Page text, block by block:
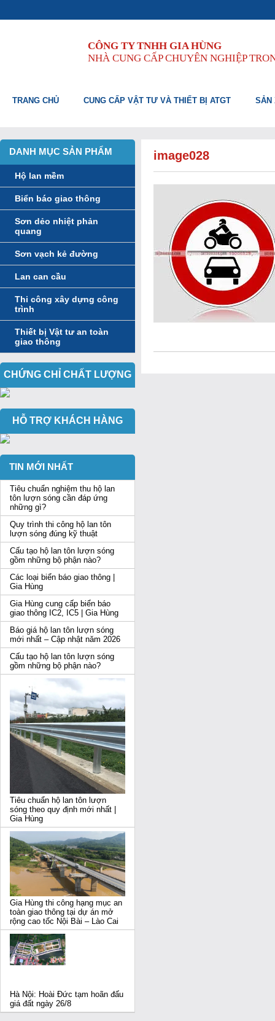
CÔNG TY TNHH GIA HÙNG
NHÀ CUNG CẤP CHUYÊN NGHIỆP
TRANG CHỦ CUNG CẤP VẬT TƯ VÀ THIẾT BỊ ATGT SẢN
DANH MỤC SẢN PHẨM
Hộ lan mềm
Biển báo giao thông
Sơn dẻo nhiệt phản
quang
Sơn vạch kẻ đường
Lan can cầu
Thi công xây dựng công
trình
Thiết bị Vật tư an toàn
giao thông
CHỨNG CHỈ CHẤT LƯỢNG
HỖ TRỢ KHÁCH HÀNG
TIN MỚI NHẤT
Tiêu chuẩn nghiệm thu hộ lan
tôn lượn sóng cần đáp ứng
những gì?
Quy trình thi công hộ lan tôn
lượn sóng đúng kỹ thuật
Cấu tạo hộ lan tôn lượn sóng
gồm những bộ phận nào?
Các loại biển báo giao thông |
Gia Hùng
Gia Hùng cung cấp biển báo
giao thông IC2, IC5 | Gia Hùng
Báo giá hộ lan tôn lượn sóng
mới nhất – Cập nhật năm 2026
Cấu tạo hộ lan tôn lượn sóng
gồm những bộ phận nào?
Tiêu chuẩn hộ lan tôn lượn
sóng theo quy định mới nhất |
Gia Hùng
Gia Hùng thi công hạng mục an
toàn giao thông tại dự án mở
rộng cao tốc Nội Bài – Lào Cai
Hà Nội: Hoài Đức tạm hoãn đấu
giá đất ngày 26/8
image028